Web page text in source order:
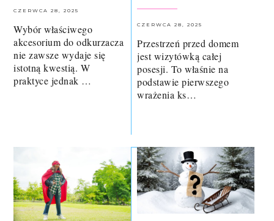
CZERWCA 28, 2025
Wybór właściwego
akcesorium do odkurzacza
nie zawsze wydaje się
istotną kwestią. W
praktyce jednak …
CZERWCA 28, 2025
Przestrzeń przed domem
jest wizytówką całej
posesji. To właśnie na
podstawie pierwszego
wrażenia ks…